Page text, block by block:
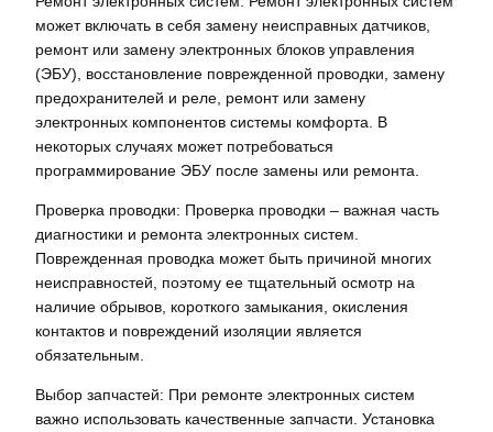
может включать в себя замену неисправных датчиков,
ремонт или замену электронных блоков управления
(ЭБУ), восстановление поврежденной проводки, замену
предохранителей и реле, ремонт или замену
электронных компонентов системы комфорта. В
некоторых случаях может потребоваться
программирование ЭБУ после замены или ремонта.
Проверка проводки: Проверка проводки – важная часть
диагностики и ремонта электронных систем.
Поврежденная проводка может быть причиной многих
неисправностей, поэтому ее тщательный осмотр на
наличие обрывов, короткого замыкания, окисления
контактов и повреждений изоляции является
обязательным.
Выбор запчастей: При ремонте электронных систем
важно использовать качественные запчасти. Установка